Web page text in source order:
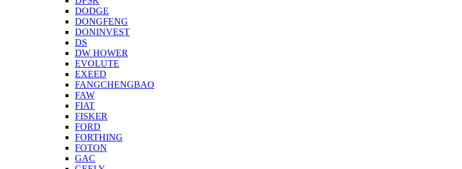
DODGE
DONGFENG
DONINVEST
DS
DW HOWER
EVOLUTE
EXEED
FANGCHENGBAO
FAW
FIAT
FISKER
FORD
FORTHING
FOTON
GAC